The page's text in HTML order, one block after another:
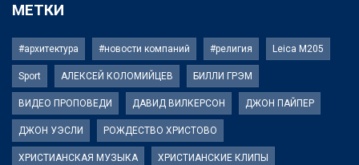
МЕТКИ
#архитектура #новости компаний #религия Leica M205
Sport АЛЕКСЕЙ КОЛОМИЙЦЕВ БИЛЛИ ГРЭМ
ВИДЕО ПРОПОВЕДИ ДАВИД ВИЛКЕРСОН ДЖОН ПАЙПЕР
ДЖОН УЭСЛИ РОЖДЕСТВО ХРИСТОВО
ХРИСТИАНСКАЯ МУЗЫКА ХРИСТИАНСКИЕ КЛИПЫ